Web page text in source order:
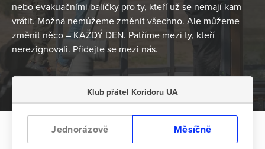
nebo evakuačními balíčky pro ty, kteří už se nemají kam
vrátit. Možná nemůžeme změnit všechno. Ale můžeme
změnit něco – KAŽDÝ DEN. Patříme mezi ty, kteří
nerezignovali. Přidejte se mezi nás.
Klub přátel Koridoru UA
Jednorázově Měsíčně